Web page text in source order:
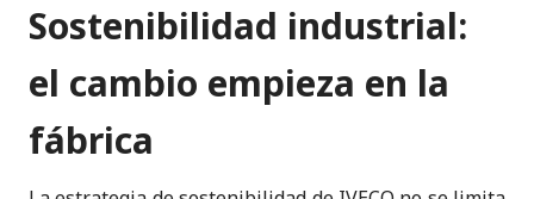
Sostenibilidad industrial:
el cambio empieza en la
fábrica